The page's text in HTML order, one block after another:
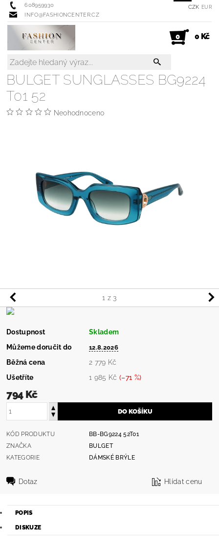
608959930
INFO@FASHIONCENTER.CZ
CZK EUR
0 0 Kč
1 z 3
BULGET SUNGLASSES BG9224
T01 52
Neohodnoceno
Dostupnost
Skladem
Můžeme doručit do
12.8.2026
Běžná cena
2 779 Kč
Ušetříte
1 985 Kč (–71 %)
794 Kč
KÓD PRODUKTU
BB-BG9224 52T01
ZNAČKA
BULGET
KATEGORIE
DÁMSKÉ BRÝLE
Dotaz Hlídat cenu
POPIS
DISKUZE